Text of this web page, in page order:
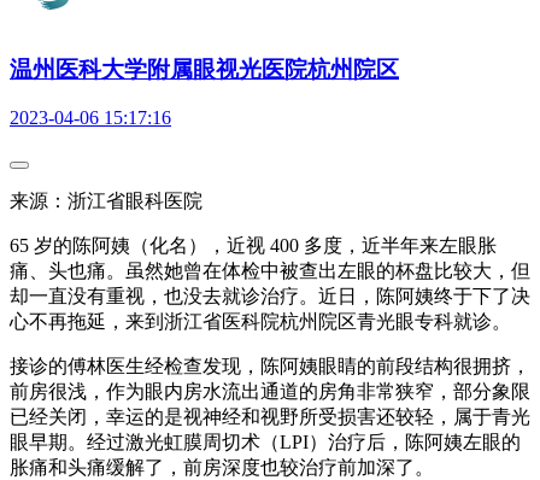
温州医科大学附属眼视光医院杭州院区
2023-04-06 15:17:16
来源：浙江省眼科医院
65 岁的陈阿姨（化名），近视 400 多度，近半年来左眼胀
痛、头也痛。虽然她曾在体检中被查出左眼的杯盘比较大，但
却一直没有重视，也没去就诊治疗。近日，陈阿姨终于下了决
心不再拖延，来到浙江省医科院杭州院区青光眼专科就诊。
接诊的傅林医生经检查发现，陈阿姨眼睛的前段结构很拥挤，
前房很浅，作为眼内房水流出通道的房角非常狭窄，部分象限
已经关闭，幸运的是视神经和视野所受损害还较轻，属于青光
眼早期。经过激光虹膜周切术（LPI）治疗后，陈阿姨左眼的
胀痛和头痛缓解了，前房深度也较治疗前加深了。